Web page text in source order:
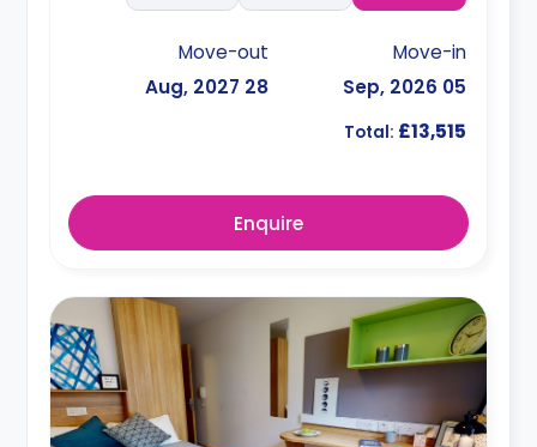
Move-in
05 Sep, 2026
Move-out
28 Aug, 2027
Total: £13,515
Enquire